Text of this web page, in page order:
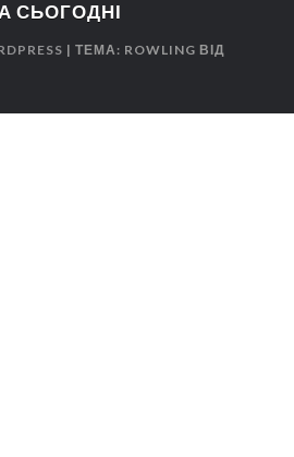
СЬОГОДНІ
| ТЕМА: ROWLING ВІД